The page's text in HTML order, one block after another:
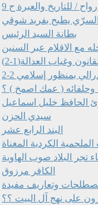
/ للتاريخ والعبرة ح 9
السرّي يطيح بفريد شوقي
بطانة السيد الرئيس
مع الاقلام عبر السنين
وغياب العدالة(1-2)
بمنظور إسلامي 2-2
وحلفائه ( عمك اصمخ ) ؟
الحافظ خليل اسماعيل
سيدي الحزن
البند الرابع عشر
تجر البلاد صوب الهاوية
الكافر مرزوق
على نهج آل البيت ؟؟